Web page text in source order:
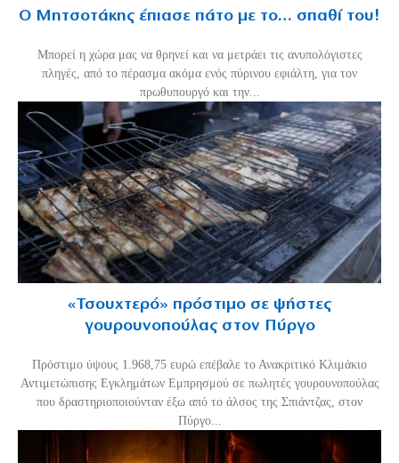
Ο Μητσοτάκης έπιασε πάτο με το… σπαθί του!
Mπορεί η χώρα μας να θρηνεί και να μετράει τις ανυπολόγιστες
πληγές, από το πέρασμα ακόμα ενός πύρινου εφιάλτη, για τον
πρωθυπουργό και την...
«Τσουχτερό» πρόστιμο σε ψήστες
γουρουνοπούλας στον Πύργο
Πρόστιμο ύψους 1.968,75 ευρώ επέβαλε το Ανακριτικό Κλιμάκιο
Αντιμετώπισης Εγκλημάτων Εμπρησμού σε πωλητές γουρουνοπούλας
που δραστηριοποιούνταν έξω από το άλσος της Σπιάντζας, στον
Πύργο...